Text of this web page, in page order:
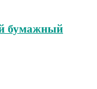
бумажный